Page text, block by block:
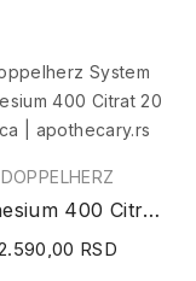
DOPPELHERZ
Magnesium 400 Citrat 20 kesica
RSD